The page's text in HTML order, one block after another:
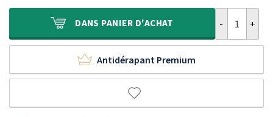
335,00 €.
209,90 €.
DANS PANIER D'ACHAT
Antidérapant Premium